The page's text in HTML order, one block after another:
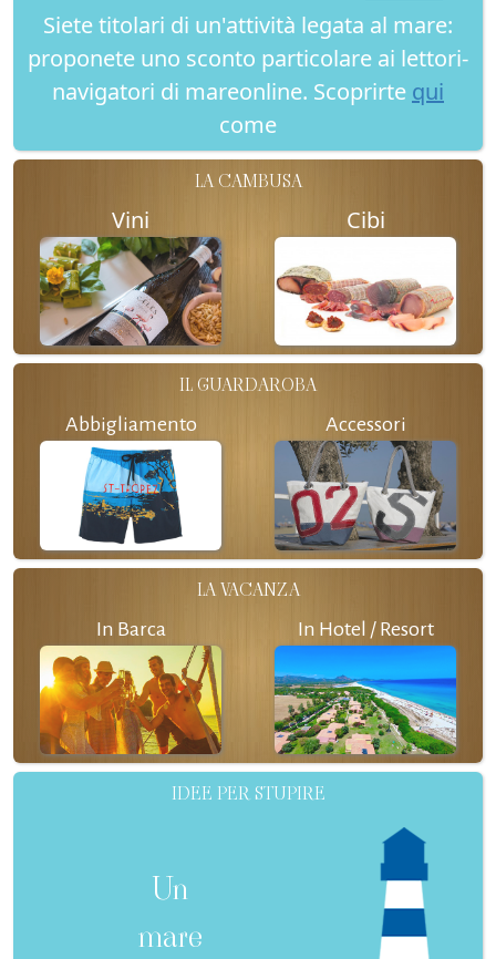
Siete titolari di un'attività legata al mare:
proponete uno sconto particolare ai lettori-
navigatori di mareonline. Scoprirte qui
come
LA CAMBUSA
Vini Cibi
IL GUARDAROBA
Abbigliamento Accessori
LA VACANZA
In Barca In Hotel / Resort
IDEE PER STUPIRE
Un
mare